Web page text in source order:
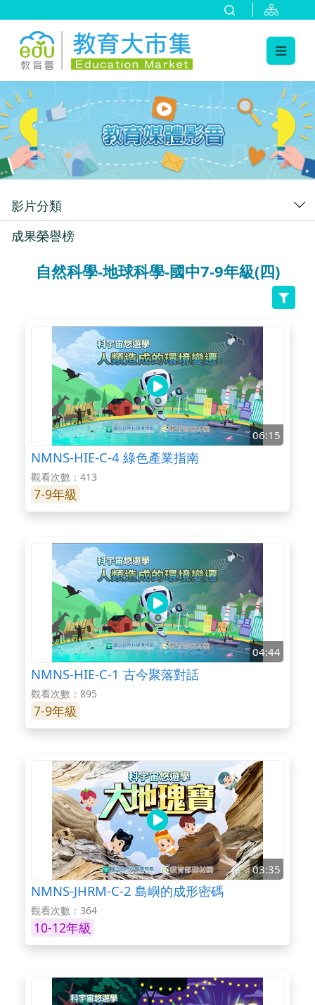
:::
影片分類
成果榮譽榜
自然科學-地球科學-國中7-9年級(四)
06:15
NMNS-HIE-C-4 綠色產業指南
觀看次數：413
7-9年級
04:44
NMNS-HIE-C-1 古今聚落對話
觀看次數：895
7-9年級
03:35
NMNS-JHRM-C-2 島嶼的成形密碼
觀看次數：364
10-12年級